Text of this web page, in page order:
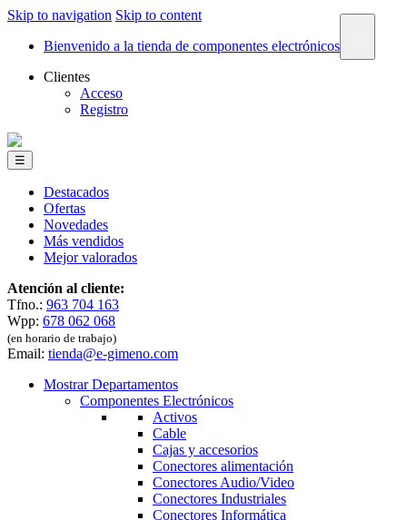
Skip to navigation Skip to content
Bienvenido a la tienda de componentes electrónicos
Clientes
Acceso
Registro
☰
Destacados
Ofertas
Novedades
Más vendidos
Mejor valorados
Atención al cliente:
Tfno.: 963 704 163
Wpp: 678 062 068
(en horario de trabajo)
Email: tienda@e-gimeno.com
Mostrar Departamentos
Componentes Electrónicos
Activos
Cable
Cajas y accesorios
Conectores alimentación
Conectores Audio/Video
Conectores Industriales
Conectores Informática